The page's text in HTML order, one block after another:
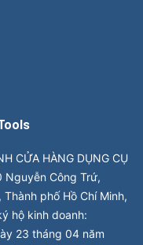
CỬA HÀNG DỤNG CỤ
Nguyễn Công Trứ,
phố Hồ Chí Minh,
hộ kinh doanh:
23 tháng 04 năm